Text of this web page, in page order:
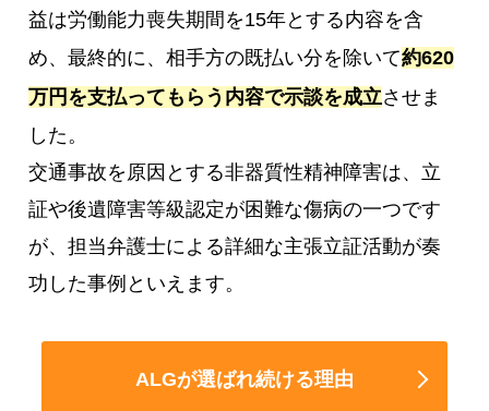
益は労働能力喪失期間を15年とする内容を含
め、最終的に、相手方の既払い分を除いて約620
万円を支払ってもらう内容で示談を成立させま
した。
交通事故を原因とする非器質性精神障害は、立
証や後遺障害等級認定が困難な傷病の一つです
が、担当弁護士による詳細な主張立証活動が奏
功した事例といえます。
ALGが選ばれ続ける理由